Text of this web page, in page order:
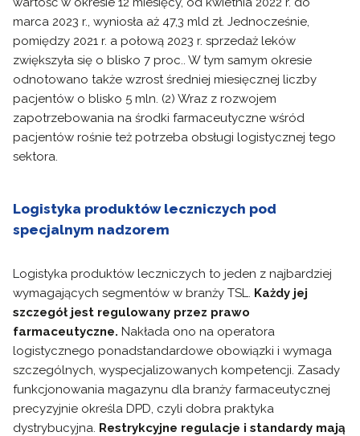
marca 2023 r., wyniosła aż 47,3 mld zł. Jednocześnie,
pomiędzy 2021 r. a połową 2023 r. sprzedaż leków
zwiększyła się o blisko 7 proc.. W tym samym okresie
odnotowano także wzrost średniej miesięcznej liczby
pacjentów o blisko 5 mln. (2) Wraz z rozwojem
zapotrzebowania na środki farmaceutyczne wśród
pacjentów rośnie też potrzeba obsługi logistycznej tego
sektora.
Logistyka produktów leczniczych pod
specjalnym nadzorem
Logistyka produktów leczniczych to jeden z najbardziej
wymagających segmentów w branży TSL. Każdy jej
szczegół jest regulowany przez prawo
farmaceutyczne. Nakłada ono na operatora
logistycznego ponadstandardowe obowiązki i wymaga
szczególnych, wyspecjalizowanych kompetencji. Zasady
funkcjonowania magazynu dla branży farmaceutycznej
precyzyjnie określa DPD, czyli dobra praktyka
dystrybucyjna. Restrykcyjne regulacje i standardy mają